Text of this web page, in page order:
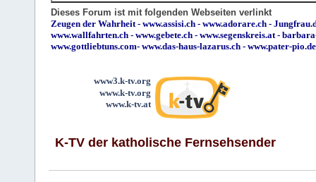
Dieses Forum ist mit folgenden Webseiten verlinkt
Zeugen der Wahrheit - www.assisi.ch - www.adorare.ch -
www.wallfahrten.ch - www.gebete.ch - www.segenskreis.at -
www.gottliebtuns.com- www.das-haus-lazarus.ch - www.pater-pio.de
www3.k-tv.org
www.k-tv.org
www.k-tv.at
K-TV der katholische Fernsehsender